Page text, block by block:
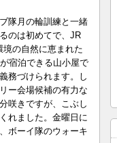
隊月の輪訓練と一緒
のは初めてで、JR
の自然に恵まれた
宿泊できる山小屋で
務づけられます。し
ー会場候補の有力な
咲きですが、こぶし
れました。金曜日に
ボーイ隊のウォーキ